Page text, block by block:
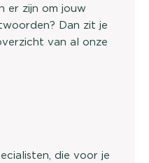
er zijn om jouw
Dan zit je
van al onze
die voor je